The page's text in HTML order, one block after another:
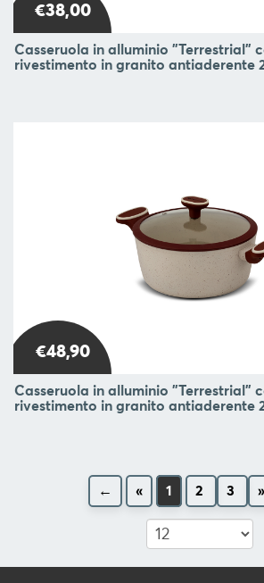
€38,00
Casseruola in alluminio "Terrestrial"
rivestimento in granito antiaderente
€48,90
Casseruola in alluminio "Terrestrial"
rivestimento in granito antiaderente
← « 1 2 3 »